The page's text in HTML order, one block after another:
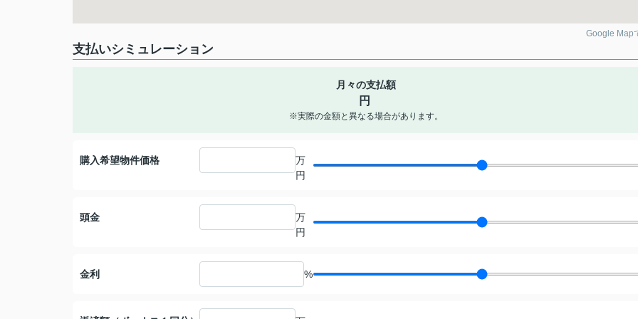
Google Map
支払いシミュレーション
月々の支払額
円
※実際の金額と異なる場合があります。
購入希望物件価格
万
円
頭金
万
円
金利 %